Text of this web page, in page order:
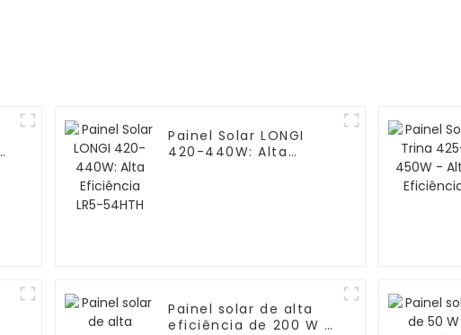
Painel Solar LONGI
420-440W: Alta
Painel solar de alta
eficiência de 200 W e